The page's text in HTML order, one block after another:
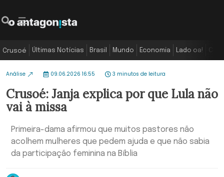
Crusoé Últimas Notícias Brasil Mundo Economia Lado oa!
Análise 09.06.2026 16:55 3 minutos de leitura
Crusoé: Janja explica por que Lula não
vai à missa
Primeira-dama afirmou que muitos pastores não
acolhem mulheres que pedem ajuda e que não sabia
da participação feminina na Bíblia